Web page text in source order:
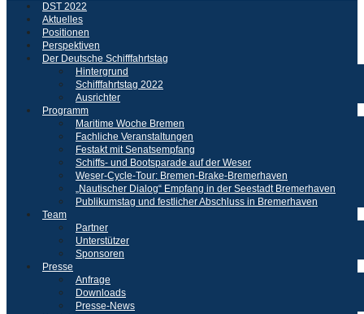
DST 2022
Aktuelles
Positionen
Perspektiven
Der Deutsche Schifffahrtstag
Hintergrund
Schifffahrtstag 2022
Ausrichter
Programm
Maritime Woche Bremen
Fachliche Veranstaltungen
Festakt mit Senatsempfang
Schiffs- und Bootsparade auf der Weser
Weser-Cycle-Tour: Bremen-Brake-Bremerhaven
„Nautischer Dialog“ Empfang in der Seestadt Bremerhaven
Publikumstag und festlicher Abschluss in Bremerhaven
Team
Partner
Unterstützer
Sponsoren
Presse
Anfrage
Downloads
Presse-News